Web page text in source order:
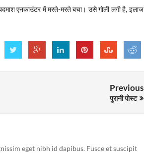
एनकाउंटर में मरते-मरते बचा। उसे गोली लगी है, इलाज
Previous
पुरानी पोस्ट
eget nibh id dapibus. Fusce et suscipit